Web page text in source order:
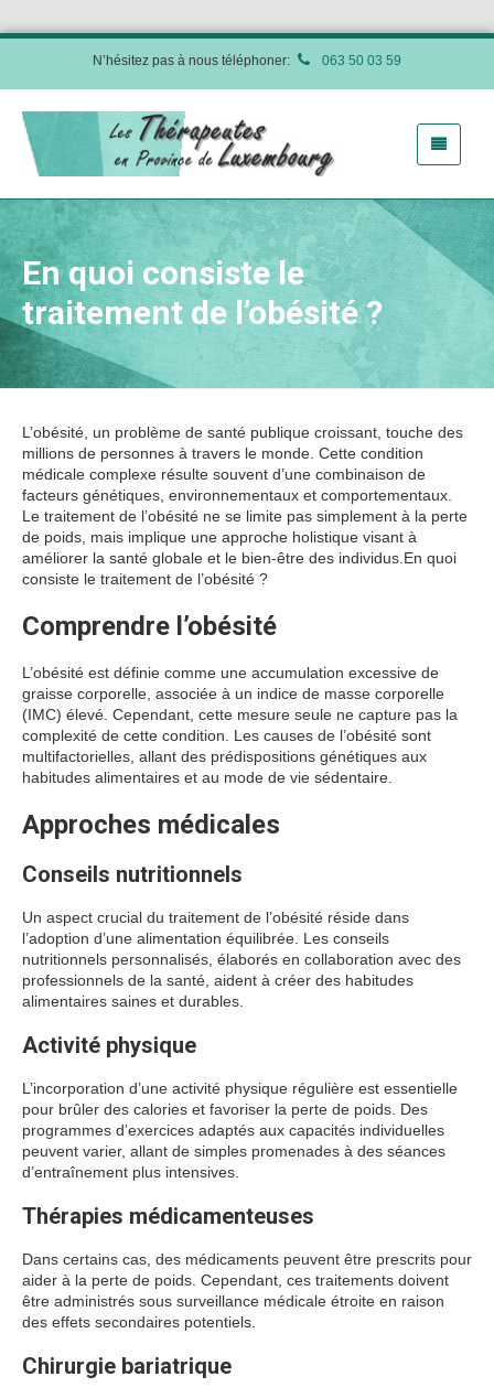
N’hésitez pas à nous téléphoner: 063 50 03 59
En quoi consiste le
traitement de l’obésité ?
L’obésité, un problème de santé publique croissant, touche des
millions de personnes à travers le monde. Cette condition
médicale complexe résulte souvent d’une combinaison de
facteurs génétiques, environnementaux et comportementaux.
Le traitement de l’obésité ne se limite pas simplement à la perte
de poids, mais implique une approche holistique visant à
améliorer la santé globale et le bien-être des individus. En quoi
consiste le traitement de l’obésité ?
Comprendre l’obésité
L’obésité est définie comme une accumulation excessive de
graisse corporelle, associée à un indice de masse corporelle
(IMC) élevé. Cependant, cette mesure seule ne capture pas la
complexité de cette condition. Les causes de l’obésité sont
multifactorielles, allant des prédispositions génétiques aux
habitudes alimentaires et au mode de vie sédentaire.
Approches médicales
Conseils nutritionnels
Un aspect crucial du traitement de l’obésité réside dans
l’adoption d’une alimentation équilibrée. Les conseils
nutritionnels personnalisés, élaborés en collaboration avec des
professionnels de la santé, aident à créer des habitudes
alimentaires saines et durables.
Activité physique
L’incorporation d’une activité physique régulière est essentielle
pour brûler des calories et favoriser la perte de poids. Des
programmes d’exercices adaptés aux capacités individuelles
peuvent varier, allant de simples promenades à des séances
d’entraînement plus intensives.
Thérapies médicamenteuses
Dans certains cas, des médicaments peuvent être prescrits pour
aider à la perte de poids. Cependant, ces traitements doivent
être administrés sous surveillance médicale étroite en raison
des effets secondaires potentiels.
Chirurgie bariatrique